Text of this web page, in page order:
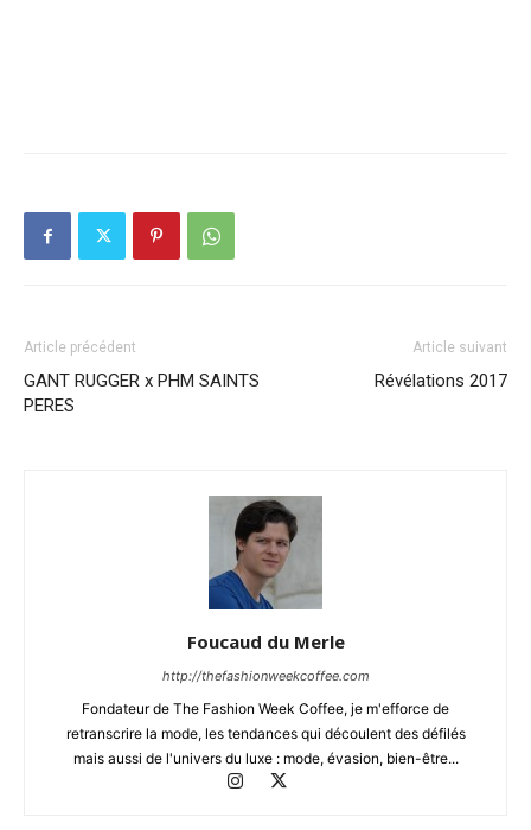
Article précédent
GANT RUGGER x PHM SAINTS
PERES
Article suivant
Révélations 2017
Foucaud du Merle
http://thefashionweekcoffee.com
Fondateur de The Fashion Week Coffee, je m'efforce de
retranscrire la mode, les tendances qui découlent des défilés
mais aussi de l'univers du luxe : mode, évasion, bien-être...